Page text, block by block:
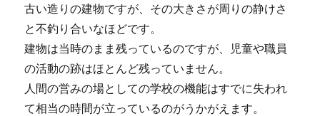
古い造りの建物ですが、その大きさが周りの静けさ
と不釣り合いなほどです。
建物は当時のまま残っているのですが、児童や職員
の活動の跡はほとんど残っていません。
人間の営みの場としての学校の機能はすでに失われ
て相当の時間が立っているのがうかがえます。